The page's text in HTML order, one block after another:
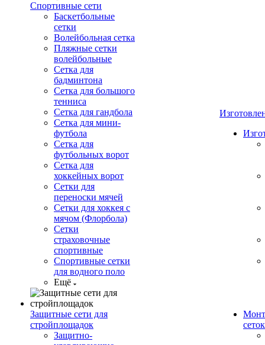
Спортивные сети
Баскетбольные
сетки
Волейбольная сетка
Пляжные сетки
волейбольные
Сетка для
бадминтона
Сетка для большого
тенниса
Сетка для гандбола
Сетка для мини-
футбола
Сетка для
футбольных ворот
Сетка для
хоккейных ворот
Сетки для
переноски мячей
Сетки для хоккея с
мячом (Флорбола)
Сетки
страховочные
спортивные
Спортивные сетки
для водного поло
Ещё
Защитные сети для
стройплощадок
Защитно-
сеток